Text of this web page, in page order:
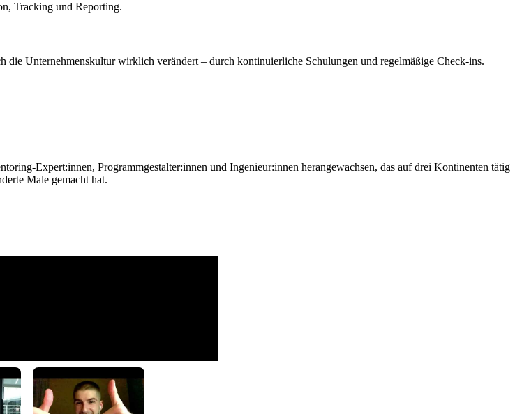
Tracking und Reporting.
die Unternehmenskultur wirklich verändert – durch kontinuierliche Schulungen und regelmäßige Check-ins.
Expert:innen, Programmgestalter:innen und Ingenieur:innen herangewachsen, das auf drei Kontinenten tätig
Male gemacht hat.